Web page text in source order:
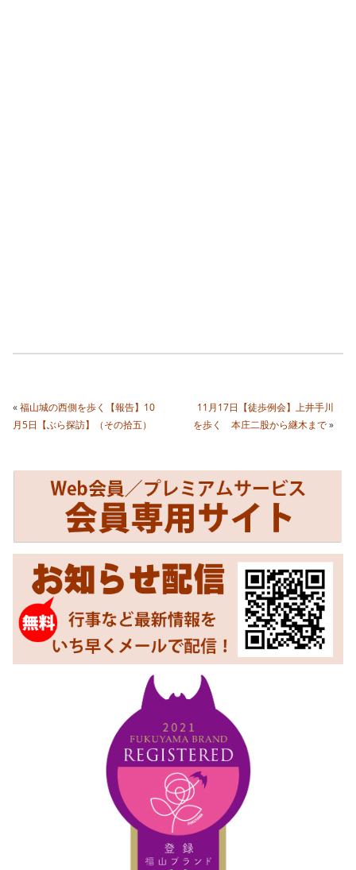
«福山城の西側を歩く【報告】10
月5日【ぶら探訪】（その拾五）
11月17日【徒歩例会】上井手川
を歩く 本庄二股から継木まで»